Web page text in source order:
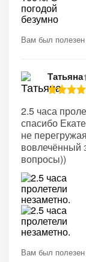
Вам был полезен
Татьяна
2.5 часа
спасибо
не
вовлечённый
вопросы))
Вам был полезен